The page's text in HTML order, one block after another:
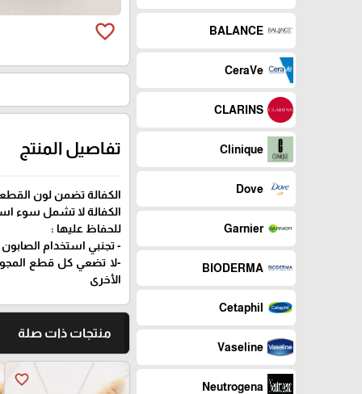
BALANCE
CeraVe
CLARINS
Clinique
Dove
Garnier
BIODERMA
Cetaphil
Vaseline
Neutrogena
favorite_border
تفاصيل المنتج
الكفالة تضمن لون
الكفالة لا تشمل سوء
للحفاظ عليها :
- تجنبي استخدام
-لا تضعي كل قطع
الأخرى
منتجات ذات صلة
favorite_border